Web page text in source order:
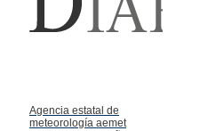
Agencia estatal de
meteorología aemet